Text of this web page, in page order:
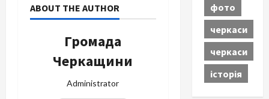
ABOUT THE AUTHOR
Громада
Черкащини
Administrator
фото
черкаси
черкаси
історія